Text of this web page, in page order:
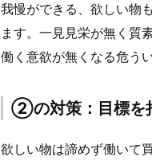
我慢ができる、欲しい物
ます。一見見栄が無く質
働く意欲が無くなる危う
②の対策：目標を
欲しい物は諦めず働いて